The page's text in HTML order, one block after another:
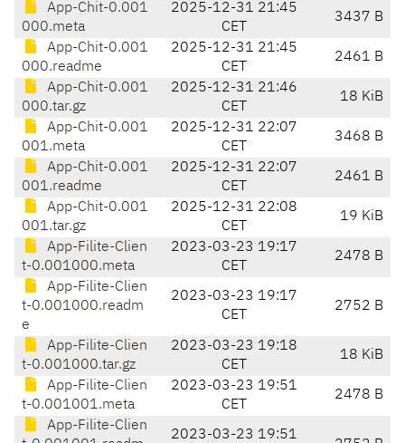
App-Chit-0.001
000.meta
2025-12-31 21:45
CET
3437 B
App-Chit-0.001
000.readme
2025-12-31 21:45
CET
2461 B
App-Chit-0.001
000.tar.gz
2025-12-31 21:46
CET
18 KiB
App-Chit-0.001
001.meta
2025-12-31 22:07
CET
3468 B
App-Chit-0.001
001.readme
2025-12-31 22:07
CET
2461 B
App-Chit-0.001
001.tar.gz
2025-12-31 22:08
CET
19 KiB
App-Filite-Clien
t-0.001000.meta
2023-03-23 19:17
CET
2478 B
App-Filite-Clien
t-0.001000.readm
e
2023-03-23 19:17
CET
2752 B
App-Filite-Clien
t-0.001000.tar.gz
2023-03-23 19:18
CET
18 KiB
App-Filite-Clien
t-0.001001.meta
2023-03-23 19:51
CET
2478 B
App-Filite-Clien
2023-03-23 19:51